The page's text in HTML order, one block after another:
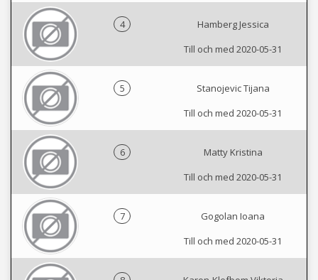
4
Hamberg Jessica
Till och med 2020-05-31
5
Stanojevic Tijana
Till och med 2020-05-31
6
Matty Kristina
Till och med 2020-05-31
7
Gogolan Ioana
Till och med 2020-05-31